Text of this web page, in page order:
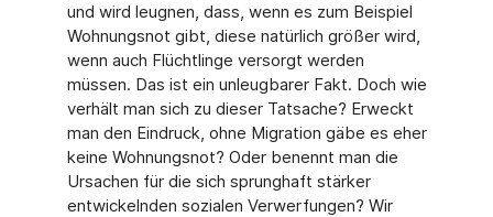
und wird leugnen, dass, wenn es zum Beispiel
Wohnungsnot gibt, diese natürlich größer wird,
wenn auch Flüchtlinge versorgt werden
müssen. Das ist ein unleugbarer Fakt. Doch wie
verhält man sich zu dieser Tatsache? Erweckt
man den Eindruck, ohne Migration gäbe es eher
keine Wohnungsnot? Oder benennt man die
Ursachen für die sich sprunghaft stärker
entwickelnden sozialen Verwerfungen? Wir